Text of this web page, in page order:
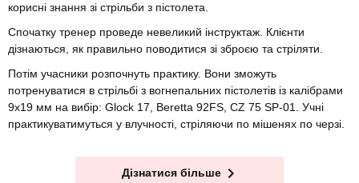
корисні знання зі стрільби з пістолета.
Спочатку тренер проведе невеликий інструктаж. Клієнти
дізнаються, як правильно поводитися зі зброєю та стріляти.
Потім учасники розпочнуть практику. Вони зможуть
потренуватися в стрільбі з вогнепальних пістолетів із калібрами
9х19 мм на вибір: Glock 17, Beretta 92FS, CZ 75 SP-01. Учні
практикуватимуться у влучності, стріляючи по мішенях по черзі.
Дізнатися більше